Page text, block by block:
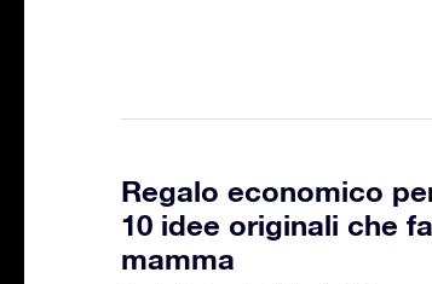
Regalo economico
10 idee originali che
mamma